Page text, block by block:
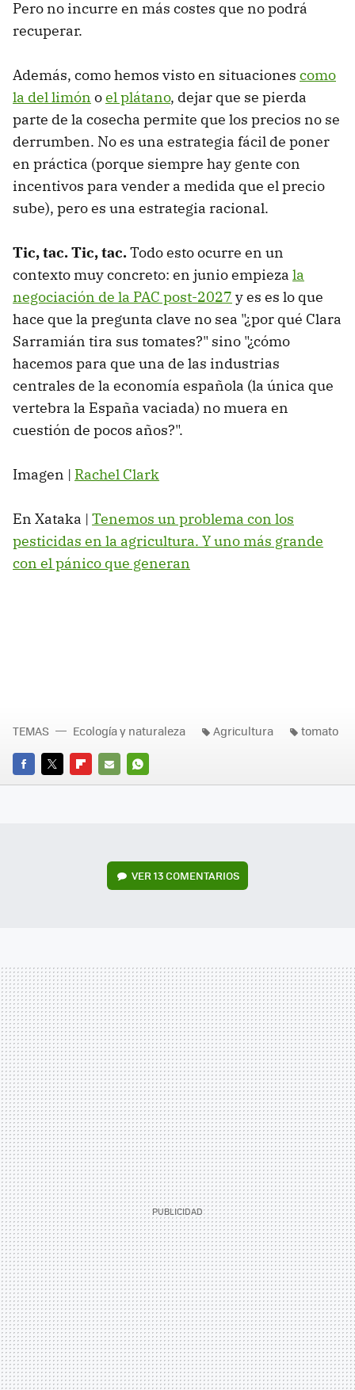
Pero no incurre en más costes que no podrá
recuperar.
Además, como hemos visto en situaciones como
la del limón oel plátano, dejar que se pierda
parte de la cosecha permite que los precios no se
derrumben. No es una estrategia fácil de poner
en práctica (porque siempre hay gente con
incentivos para vender a medida que el precio
sube), pero es una estrategia racional.
Tic, tac.Tic, tac.Todo esto ocurre en un
contexto muy concreto: en junio empieza la
negociación de la PAC post-2027 y es es lo que
hace que la pregunta clave no sea "¿por qué Clara
Sarramián tira sus tomates?" sino "¿cómo
hacemos para que una de las industrias
centrales de la economía española (la única que
vertebra la España vaciada) no muera en
cuestión de pocos años?".
Imagen | Rachel Clark
En Xataka | Tenemos un problema con los
pesticidas en la agricultura. Y uno más grande
con el pánico que generan
FACEBOOK
TWITTERFLIPBOARD
E-
WHATSAPP
TEMAS Ecología y naturaleza Agricultura tomato
VER13 COMENTARIOS